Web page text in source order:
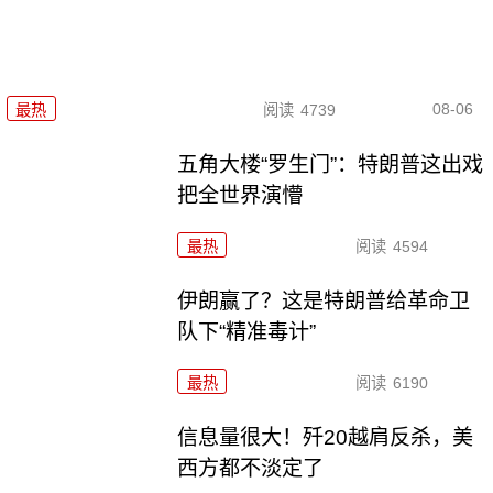
最热 阅读 4739 08-06
五角大楼“罗生门”：特朗普这出戏
把全世界演懵
最热 阅读 4594
伊朗赢了？这是特朗普给革命卫
队下“精准毒计”
最热 阅读 6190
信息量很大！歼20越肩反杀，美
西方都不淡定了